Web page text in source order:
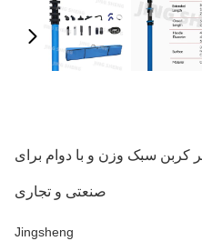
از فیبر کربن سبک وزن و با دوام برای
صنعتی و تجاری
Jingsheng